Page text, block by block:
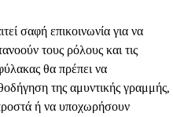
σαφή επικοινωνία για να
τους ρόλους και τις
θα πρέπει να
της αμυντικής γραμμής,
ή να υποχωρήσουν